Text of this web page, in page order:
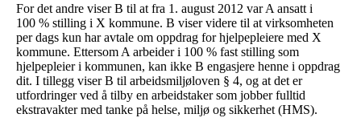
For det andre viser B til at fra 1. august 2012 var A ansatt i
100 % stilling i X kommune. B viser videre til at virksomheten
per dags kun har avtale om oppdrag for hjelpepleiere med X
kommune. Ettersom A arbeider i 100 % fast stilling som
hjelpepleier i kommunen, kan ikke B engasjere henne i oppdrag
dit. I tillegg viser B til arbeidsmiljøloven § 4, og at det er
utfordringer ved å tilby en arbeidstaker som jobber fulltid
ekstravakter med tanke på helse, miljø og sikkerhet (HMS).